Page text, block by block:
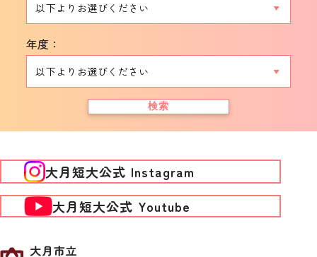
年度：
検索
大月短大公式 Instagram
大月短大公式 Youtube